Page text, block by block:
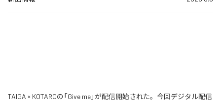
TAIGA × KOTAROの「Give me」が配信開始された。今回デジタル配信